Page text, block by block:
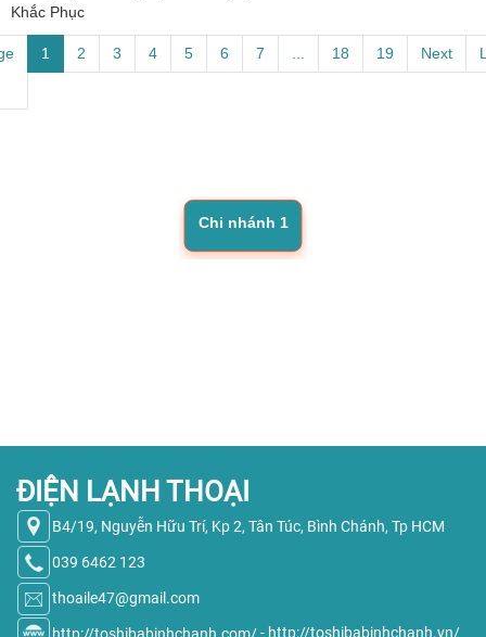
Khắc Phục
1 2 3 4 5 6 7 ... 18 19 Next
Chi nhánh 1
ĐIỆN LẠNH THOẠI
B4/19, Nguyễn Hữu Trí, Kp 2, Tân Túc, Bình Chánh, Tp HCM
039 6462 123
thoaile47@gmail.com
http://toshibabinhchanh.com/- http://toshibabinhchanh.vn/